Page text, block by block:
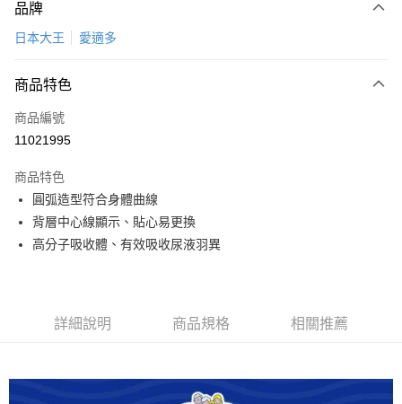
宅配
品牌
日本大王 愛適多
商品特色
商品編號
11021995
商品特色
圓弧造型符合身體曲線
背層中心線顯示、貼心易更換
高分子吸收體、有效吸收尿液羽異
詳細說明 商品規格 相關推薦